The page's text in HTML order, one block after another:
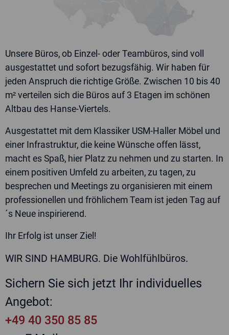
Unsere Büros, ob Einzel- oder Teambüros, sind voll
ausgestattet und sofort bezugsfähig. Wir haben für
jeden Anspruch die richtige Größe. Zwischen 10 bis 40
m² verteilen sich die Büros auf 3 Etagen im schönen
Altbau des Hanse-Viertels.
Ausgestattet mit dem Klassiker USM-Haller Möbel und
einer Infrastruktur, die keine Wünsche offen lässt,
macht es Spaß, hier Platz zu nehmen und zu starten. In
einem positiven Umfeld zu arbeiten, zu tagen, zu
besprechen und Meetings zu organisieren mit einem
professionellen und fröhlichem Team ist jeden Tag auf
´s Neue inspirierend.
Ihr Erfolg ist unser Ziel!
WIR SIND HAMBURG. Die Wohlfühlbüros.
Sichern Sie sich jetzt Ihr individuelles
Angebot:
+49 40 350 85 85
Ja, ich kenne dieDatenschutzerklärung und bin
einverstanden mit der zweckgebundenen Speicherung
meiner Daten. Diese Einwilligung kann ich jederzeit
widerrufen.